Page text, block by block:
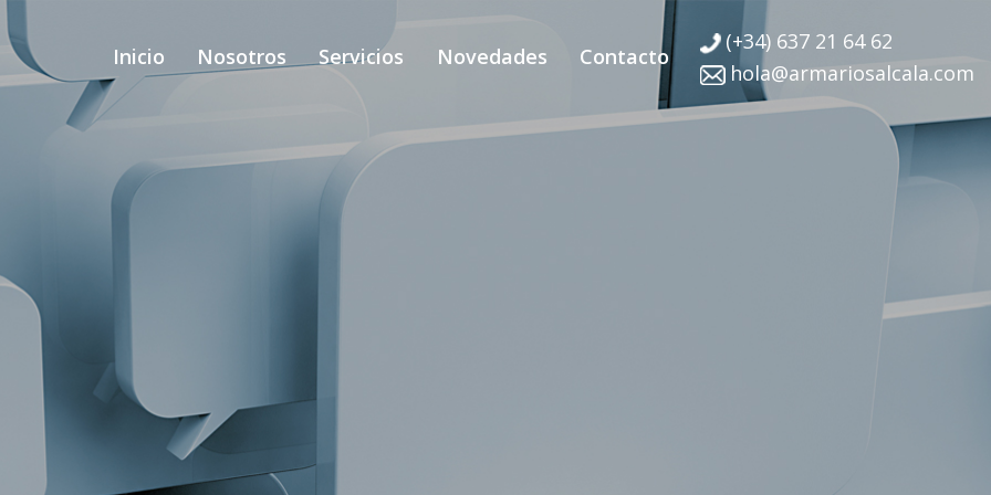
Inicio Nosotros Servicios Novedades Contacto
(+34) 637 21 64 62
hola@armariosalcala.com